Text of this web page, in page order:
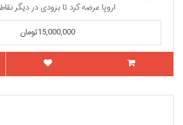
اروپا عرضه کرد تا بزودی در دیگر
15,000,000تومان